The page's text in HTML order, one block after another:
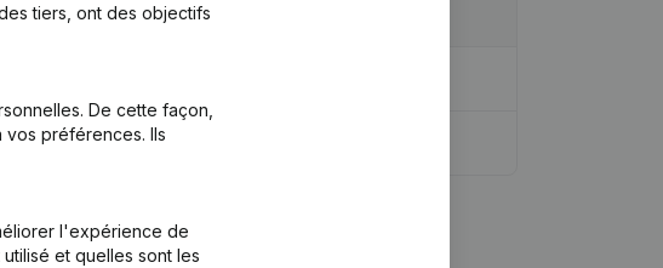
etc...)(NL)
tiers, ont des objectifs
De cette façon,
préférences. Ils
l'expérience de
et quelles sont les